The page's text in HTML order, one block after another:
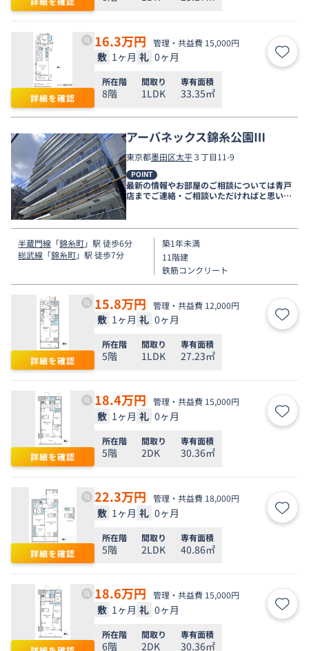
詳細を確認
16.3万円 管理・共益費 15,000円
敷 1ヶ月 礼 0ヶ月 お気
所在階
8階
間取り
1LDK
専有面積
33.35㎡
アーバネックス錦糸公園Ⅲ
東京都墨田区太平３丁目11-9
POINT
最新の情報やお部屋のご相談については青戸
店までご連絡・ご相談いただければと思いま
半蔵門線 「錦糸町」駅 徒歩6分
総武線 「錦糸町」駅 徒歩7分
築1年未満
11階建
鉄筋コンクリート
詳細を確認
15.8万円 管理・共益費 12,000円
敷 1ヶ月 礼 0ヶ月 お気
所在階
5階
間取り
1LDK
専有面積
27.23㎡
詳細を確認
18.4万円 管理・共益費 15,000円
敷 1ヶ月 礼 0ヶ月 お気
所在階
5階
間取り
2DK
専有面積
30.36㎡
詳細を確認
22.3万円 管理・共益費 18,000円
敷 1ヶ月 礼 0ヶ月 お気
所在階
5階
間取り
2LDK
専有面積
40.86㎡
18.6万円 管理・共益費 15,000円
敷 1ヶ月 礼 0ヶ月 お気
所在階
6階
間取り
2DK
専有面積
30.36㎡